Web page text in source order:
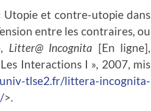
Utopie et contre-utopie dans
entre les contraires, ou
Litter@ Incognita [En ligne],
Interactions I », 2007, mis
tlse2.fr/littera-incognita-
>.